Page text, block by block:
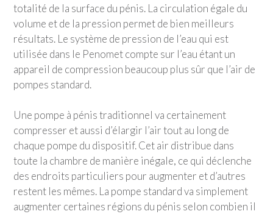
totalité de la surface du pénis. La circulation égale du
volume et de la pression permet de bien meilleurs
résultats. Le système de pression de l’eau qui est
utilisée dans le Penomet compte sur l’eau étant un
appareil de compression beaucoup plus sûr que l’air de
pompes standard.
Une pompe à pénis traditionnel va certainement
compresser et aussi d’élargir l’air tout au long de
chaque pompe du dispositif. Cet air distribue dans
toute la chambre de manière inégale, ce qui déclenche
des endroits particuliers pour augmenter et d’autres
restent les mêmes. La pompe standard va simplement
augmenter certaines régions du pénis selon combien il